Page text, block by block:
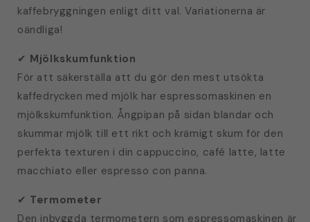
kaffebryggningen enligt ditt val. Variationerna är
oändliga!
✔ Mjölkskumfunktion
För att säkerställa att du gör den mest utsökta
kaffedrycken med mjölk har espressomaskinen en
mjölkskumfunktion. Ångpipan på sidan blandar och
skummar mjölk till ett rikt och krämigt skum för den
perfekta texturen i din cappuccino, café latte, latte
macchiato eller espresso con panna.
✔ Termometer
Den inbyggda termometern som espressomaskinen är